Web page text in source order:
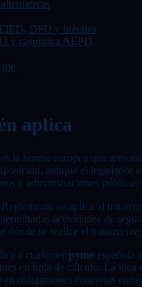
DPO y brechas
y casuística AEPD
aplica
es la norma europea que
aunque el
y administraciones públicas
se aplica al
actividades de
dónde se realice el
a cualquier pyme española
en hoja de cálculo. La
obligaciones concretas